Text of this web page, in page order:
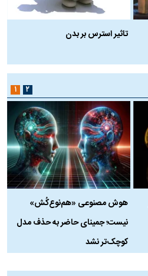
تاثیر استرس بر بدن
هوش مصنوعی «هم‌نوع‌کُش»
نیست؛ جمینای حاضر به حذف مدل
کوچک‌تر نشد
۱ ۲